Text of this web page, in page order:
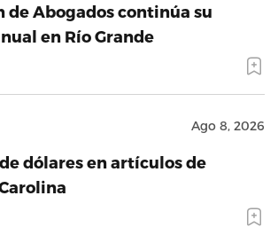
de Abogados continúa su
en Río Grande
Ago 8, 2026
dólares en artículos de